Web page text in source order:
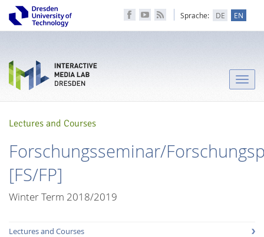
Sprache: DE EN
Toggle
Lectures and Courses
Forschungsseminar/
[FS/FP]
Winter Term 2018/2019
Lectures and Courses